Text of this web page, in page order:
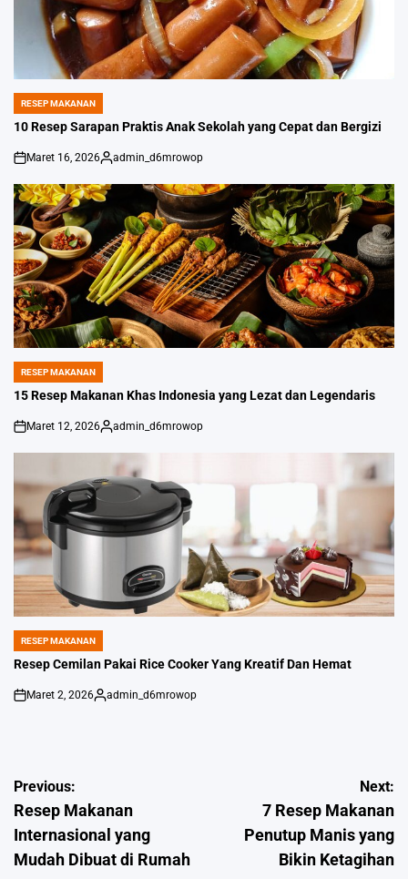
POSTED
IN
RESEP MAKANAN
10 Resep Sarapan Praktis Anak Sekolah yang Cepat dan Bergizi
on
Maret 16, 2026
Posted
admin_d6mrowop
POSTED
IN
RESEP MAKANAN
15 Resep Makanan Khas Indonesia yang Lezat dan Legendaris
on
Maret 12, 2026
Posted
admin_d6mrowop
POSTED
IN
RESEP MAKANAN
Resep Cemilan Pakai Rice Cooker Yang Kreatif Dan Hemat
on
Maret 2, 2026
Posted
admin_d6mrowop
Navigasi
pos
Previous:
Resep Makanan
Internasional yang
Mudah Dibuat di Rumah
Next:
7 Resep Makanan
Penutup Manis yang
Bikin Ketagihan